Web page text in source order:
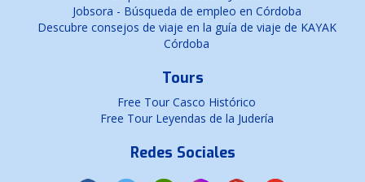
Jobsora - Búsqueda de empleo en Córdoba
Descubre consejos de viaje en la guía de viaje de KAYAK
Córdoba
Tours
Free Tour Casco Histórico
Free Tour Leyendas de la Judería
Redes Sociales